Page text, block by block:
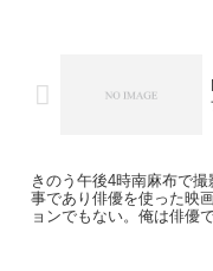
きのう午後4時南麻布で
事であり俳優を使った映
ョンでもない。俺は俳優